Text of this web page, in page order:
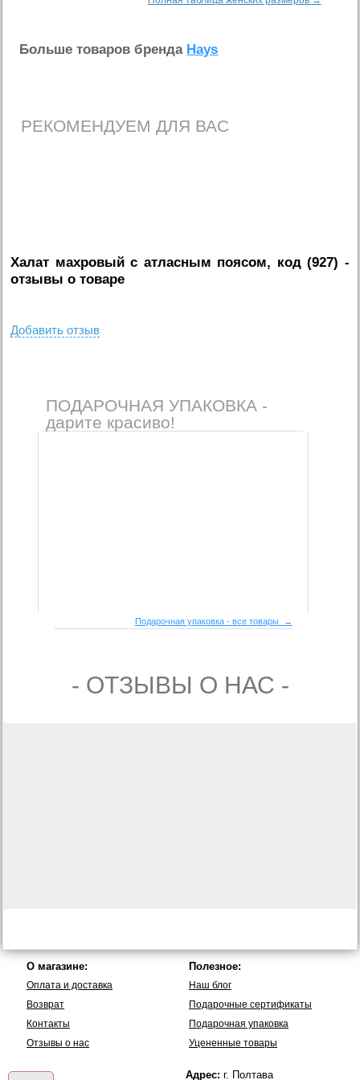
Больше товаров бренда Hays
РЕКОМЕНДУЕМ ДЛЯ ВАС
Халат махровый с атласным поясом, код (927) -
отзывы о товаре
Добавить отзыв
ПОДАРОЧНАЯ УПАКОВКА -
дарите красиво!
Подарочная упаковка - все товары →
- ОТЗЫВЫ О НАС -
О магазине:
Оплата и доставка
Возврат
Контакты
Отзывы о нас
Полезное:
Наш блог
Подарочные сертификаты
Подарочная упаковка
Уцененные товары
Адрес: г. Полтава